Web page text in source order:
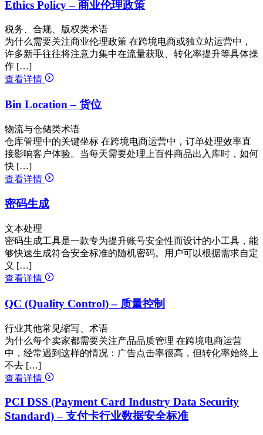
Ethics Policy – 商业伦理政策
税务、合规、版权类术语
为什么需要关注商业伦理政策 在跨境电商或独立站运营中，
许多新手往往将注意力集中在流量获取、转化率提升等具体操
作 […]
查看详情
Bin Location – 货位
物流与仓储类术语
仓库管理中的关键坐标 在跨境电商运营中，订单处理效率直
接影响客户体验。当每天需要处理上百件商品出入库时，如何
快 […]
查看详情
密码生成
文本处理
密码生成工具是一款专为提升账号安全性而设计的小工具，能
够快速生成符合安全标准的随机密码。用户可以根据需求自定
义 […]
查看详情
QC (Quality Control) – 质量控制
行业其他常见缩写、术语
为什么每个卖家都需要关注产品品质管理 在跨境电商运营
中，经常遇到这样的情况：广告点击率很高，但转化率始终上
不去 […]
查看详情
PCI DSS (Payment Card Industry Data Security
Standard) – 支付卡行业数据安全标准